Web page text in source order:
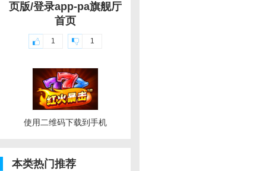
页版/登录app-pa旗舰厅
首页
1 1
使用二维码下载到手机
本类热门推荐